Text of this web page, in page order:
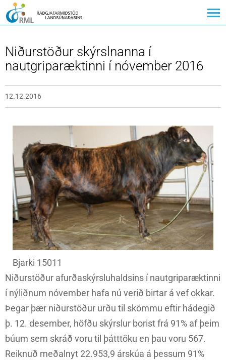
Niðurstöður skýrslnanna í
nautgriparæktinni í nóvember 2016
12.12.2016
Bjarki 15011
Niðurstöður afurðaskýrsluhaldsins í nautgriparæktinni
í nýliðnum nóvember hafa nú verið birtar á vef okkar.
Þegar þær niðurstöður urðu til skömmu eftir hádegið
þ. 12. desember, höfðu skýrslur borist frá 91% af þeim
búum sem skráð voru til þátttöku en þau voru 567.
Reiknuð meðalnyt 22.953,9 árskúa á þessum 91%